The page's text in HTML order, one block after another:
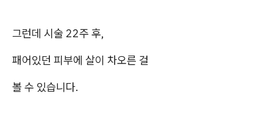
그런데 시술 22주 후,
패어있던 피부에 살이 차오른 걸
볼 수 있습니다.